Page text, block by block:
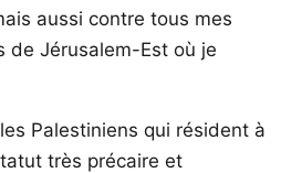
aussi contre tous mes
de Jérusalem-Est où je
Palestiniens qui résident à
très précaire et